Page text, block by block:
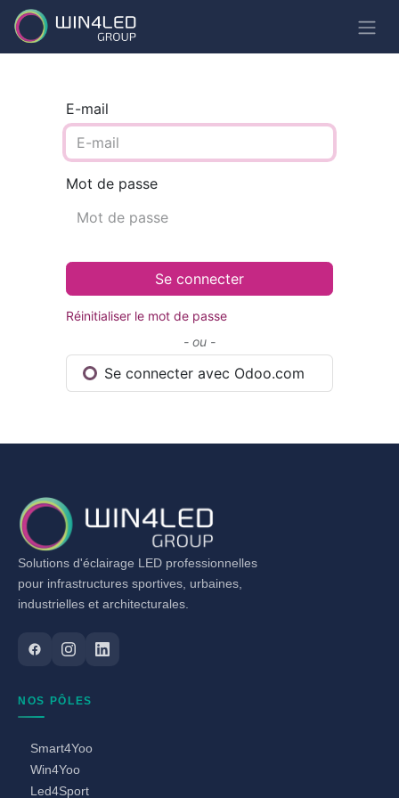
E-mail
Mot de passe
Se connecter
Réinitialiser le mot de passe
- ou -
Se connecter avec Odoo.com
Solutions d'éclairage LED professionnelles
pour infrastructures sportives, urbaines,
industrielles et architecturales.
NOS PÔLES
Smart4Yoo
Win4Yoo
Led4Sport